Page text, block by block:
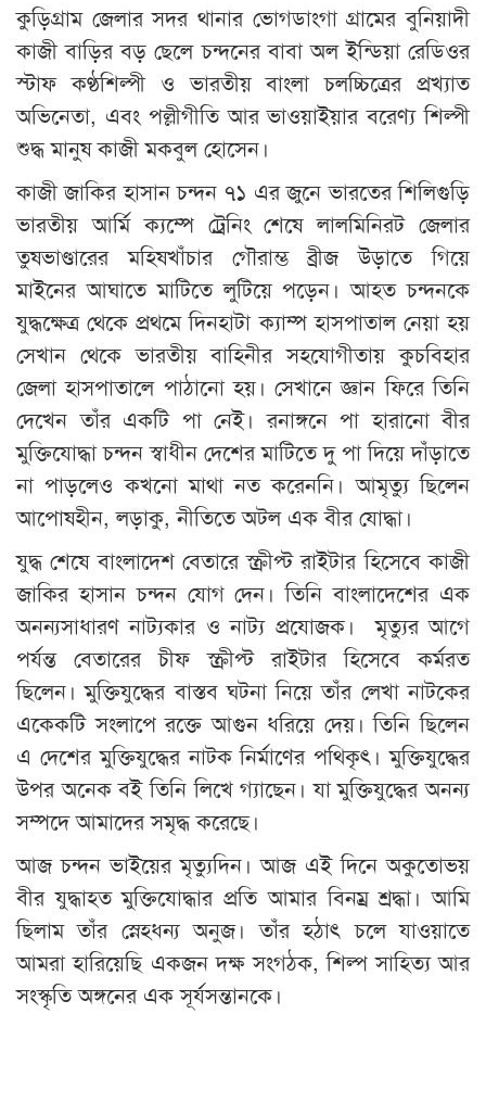
কুড়িগ্রাম জেলার সদর থানার ভোগডাংগা গ্রামের বুনিয়াদী
কাজী বাড়ির বড় ছেলে চন্দনের বাবা অল ইন্ডিয়া রেডিওর
স্টাফ কণ্ঠশিল্পী ও ভারতীয় বাংলা চলচ্চিত্রের প্রখ্যাত
অভিনেতা, এবং পল্লীগীতি আর ভাওয়াইয়ার বরেণ্য শিল্পী
শুদ্ধ মানুষ কাজী মকবুল হোসেন।
কাজী জাকির হাসান চন্দন ৭১ এর জুনে ভারতের শিলিগুড়ি
ভারতীয় আর্মি ক্যম্পে ট্রেনিং শেষে লালমিনিরট জেলার
তুষভাণ্ডারের মহিষখাঁচার গৌরাম্ভ ব্রীজ উড়াতে গিয়ে
মাইনের আঘাতে মাটিতে লুটিয়ে পড়েন। আহত চন্দনকে
যুদ্ধক্ষেত্র থেকে প্রথমে দিনহাটা ক্যাম্প হাসপাতাল নেয়া হয়
সেখান থেকে ভারতীয় বাহিনীর সহযোগীতায় কুচবিহার
জেলা হাসপাতালে পাঠানো হয়। সেখানে জ্ঞান ফিরে তিনি
দেখেন তাঁর একটি পা নেই। রনাঙ্গনে পা হারানো বীর
মুক্তিযোদ্ধা চন্দন স্বাধীন দেশের মাটিতে দু পা দিয়ে দাঁড়াতে
না পাড়লেও কখনো মাথা নত করেননি। আমৃত্যু ছিলেন
আপোষহীন, লড়াকু, নীতিতে অটল এক বীর যোদ্ধা।
যুদ্ধ শেষে বাংলাদেশ বেতারে স্ক্রীপ্ট রাইটার হিসেবে কাজী
জাকির হাসান চন্দন যোগ দেন। তিনি বাংলাদেশের এক
অনন্যসাধারণ নাট্যকার ও নাট্য প্রযোজক। মৃত্যুর আগে
পর্যন্ত বেতারের চীফ স্ক্রীপ্ট রাইটার হিসেবে কর্মরত
ছিলেন। মুক্তিযুদ্ধের বাস্তব ঘটনা নিয়ে তাঁর লেখা নাটকের
একেকটি সংলাপে রক্তে আগুন ধরিয়ে দেয়। তিনি ছিলেন
এ দেশের মুক্তিযুদ্ধের নাটক নির্মাণের পথিকৃৎ। মুক্তিযুদ্ধের
উপর অনেক বই তিনি লিখে গ্যাছেন। যা মুক্তিযুদ্ধের অনন্য
সম্পদে আমাদের সমৃদ্ধ করেছে।
আজ চন্দন ভাইয়ের মৃত্যুদিন। আজ এই দিনে অকুতোভয়
বীর যুদ্ধাহত মুক্তিযোদ্ধার প্রতি আমার বিনম্র শ্রদ্ধা। আমি
ছিলাম তাঁর স্নেহধন্য অনুজ। তাঁর হঠাৎ চলে যাওয়াতে
আমরা হারিয়েছি একজন দক্ষ সংগঠক, শিল্প সাহিত্য আর
সংস্কৃতি অঙ্গনের এক সূর্যসন্তানকে।